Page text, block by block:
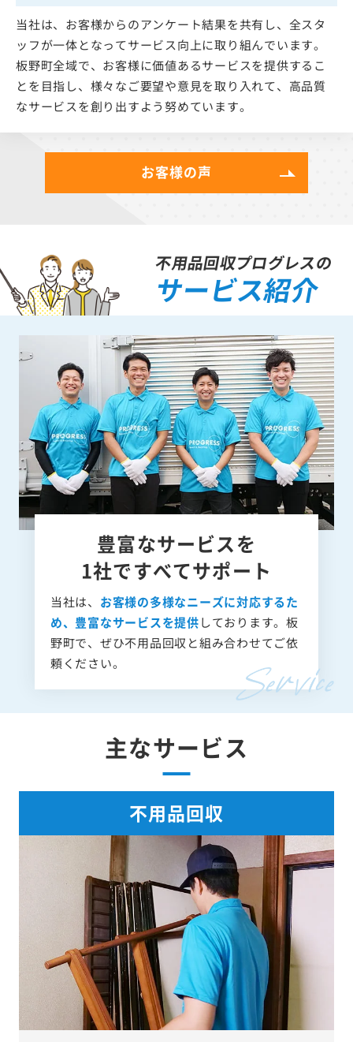
当社は、お客様からのアンケート結果を共有し、全スタ
ッフが一体となってサービス向上に取り組んでいます。
板野町全域で、お客様に価値あるサービスを提供するこ
とを目指し、様々なご要望や意見を取り入れて、高品質
なサービスを創り出すよう努めています。
お客様の声
不用品回収プログレスの
サービス紹介
豊富なサービスを
1社ですべてサポート
当社は、 お客様の多様なニーズに対応するた
め、豊富なサービスを提供しております。板
野町で、ぜひ不用品回収と組み合わせてご依
頼ください。
主なサービス
不用品回収